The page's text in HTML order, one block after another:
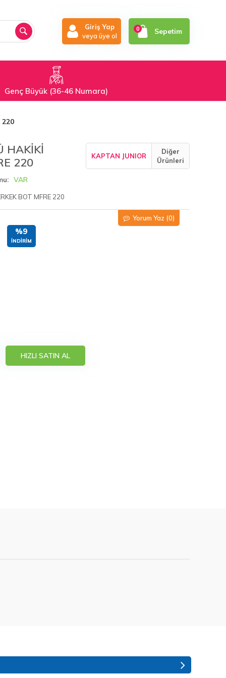
Giriş Yap
veya üye ol
0 Sepetim
Genç Büyük (36-46 Numara)
220
HAKİKİ
220
KAPTAN JUNIOR
Diğer
Ürünleri
VAR
BOT MFRE 220
Yorum Yaz (0)
%9
İNDIRIM
HIZLI SATIN AL